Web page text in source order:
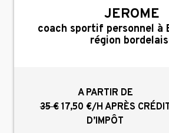
JEROME
coach sportif personnel à
région
A PARTIR DE
35 €17,50 €/H APRÈS
D’IMPÔT